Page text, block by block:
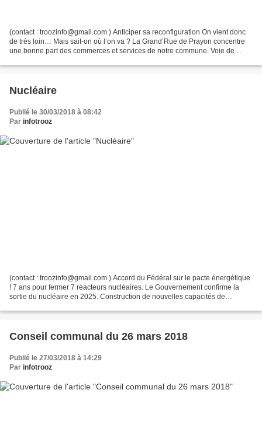
(contact : troozinfo@gmail.com ) Anticiper sa reconfiguration On vient donc
de très loin… Mais sait-on où l’on va ? La Grand’Rue de Prayon concentre
une bonne part des commerces et services de notre commune. Voie de
Nucléaire
Publié le 30/03/2018 à 08:42
Par infotrooz
(contact : troozinfo@gmail.com ) Accord du Fédéral sur le pacte énergétique
! 7 ans pour fermer 7 réacteurs nucléaires. Le Gouvernement confirme la
sortie du nucléaire en 2025. Construction de nouvelles capacités de
Conseil communal du 26 mars 2018
Publié le 27/03/2018 à 14:29
Par infotrooz